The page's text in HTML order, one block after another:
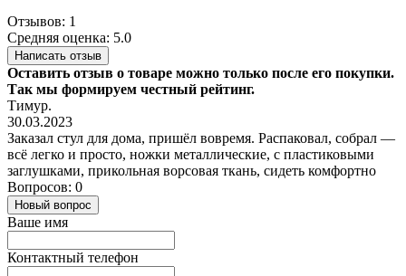
Отзывов: 1
Средняя оценка: 5.0
Написать отзыв
Оставить отзыв о товаре можно только после его покупки.
Так мы формируем честный рейтинг.
Тимур.
30.03.2023
Заказал стул для дома, пришёл вовремя. Распаковал, собрал —
всё легко и просто, ножки металлические, с пластиковыми
заглушками, прикольная ворсовая ткань, сидеть комфортно
Вопросов: 0
Новый вопрос
Ваше имя
Контактный телефон